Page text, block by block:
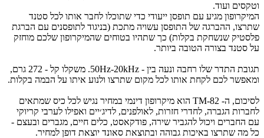
וטקסים ועוד.
המיקרופון מגיע עם תופסן ייעודי כדי שתוכלו לחבר אותו לכל סטנד
שתרצו, ההברגה של התופסן עשויה מתכת (בניגוד לתופסנים עם הברגת
פלסטיק שנשחקת בקלות) כך שתהיו בטוחים שהמיקרופון שלכם מוחזק
על סטנד בצורה הטובה ביותר.
תגובת התדר שלו רחבה ונעה בין - 50Hz-20kHz. משקלו קל - 272 גרם,
ומאפשר לכם לקחת אותו לכל מקום שתרצו ולנוע איתו על הבמה בקלות.
לסיכום, ה- TM-82 הוא מיקרופון דינמי במחיר נגיש לכל כיס שמתאים
לחברות הגברה, לחדרי חזרות, לאולפנים, לדיג׳יים ואפילו לערבי קריוקי
עם החברים ויכול להגביר שירה, פודקאסט, כלים חיים, מגברים ובעצם -
כל מה שתרצו באיכות גבוהה ובתוצאת סאונד יוצאת דופן למחיר.